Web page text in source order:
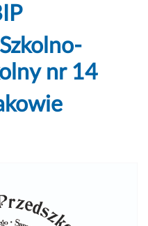
nr 14